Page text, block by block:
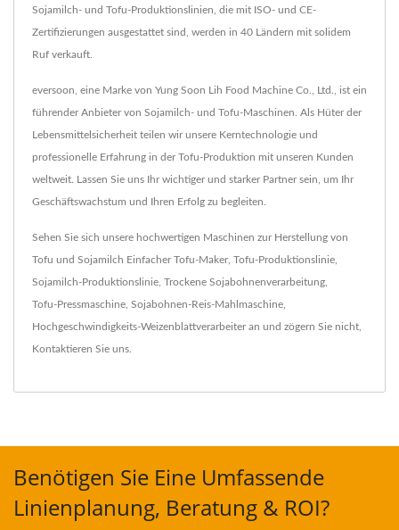
Sojamilch- und Tofu-Produktionslinien, die mit ISO- und CE-
Zertifizierungen ausgestattet sind, werden in 40 Ländern mit solidem
Ruf verkauft.
eversoon, eine Marke von Yung Soon Lih Food Machine Co., Ltd., ist ein
führender Anbieter von Sojamilch- und Tofu-Maschinen. Als Hüter der
Lebensmittelsicherheit teilen wir unsere Kerntechnologie und
professionelle Erfahrung in der Tofu-Produktion mit unseren Kunden
weltweit. Lassen Sie uns Ihr wichtiger und starker Partner sein, um Ihr
Geschäftswachstum und Ihren Erfolg zu begleiten.
Sehen Sie sich unsere hochwertigen Maschinen zur Herstellung von
Tofu und Sojamilch Einfacher Tofu-Maker, Tofu-Produktionslinie
Sojamilch-Produktionslinie Trockene Sojabohnenverarbeitung
Tofu-Pressmaschine Sojabohnen-Reis-Mahlmaschine
Hochgeschwindigkeits-Weizenblattverarbeiteran und zögern Sie nicht,
Kontaktieren Sie uns
Benötigen Sie Eine Umfassende
Linienplanung, Beratung & ROI?